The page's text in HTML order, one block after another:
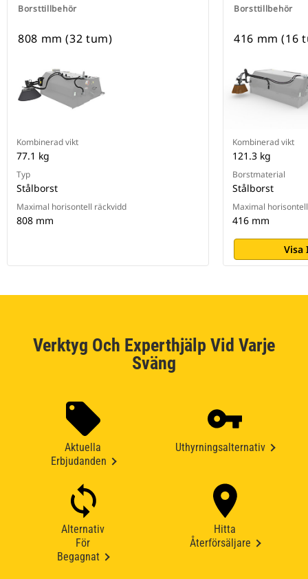
Borsttillbehör
808 mm (32 tum)
Kombinerad vikt
77.1 kg
Typ
Stålborst
Maximal horisontell räckvidd
808 mm
Borsttillbehör
416 mm (16
Kombinerad vikt
121.3 kg
Borstmaterial
Stålborst
Maximal
416 mm
Visa
Verktyg Och Experthjälp Vid Varje
Sväng
Aktuella
Erbjudanden
Uthyrningsalternativ
Alternativ
För
Begagnat
Hitta
Återförsäljare